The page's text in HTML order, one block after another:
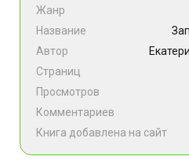
Жанр
Название
Автор
Страниц
Просмотров
Комментариев
Книга добавлена на сайт